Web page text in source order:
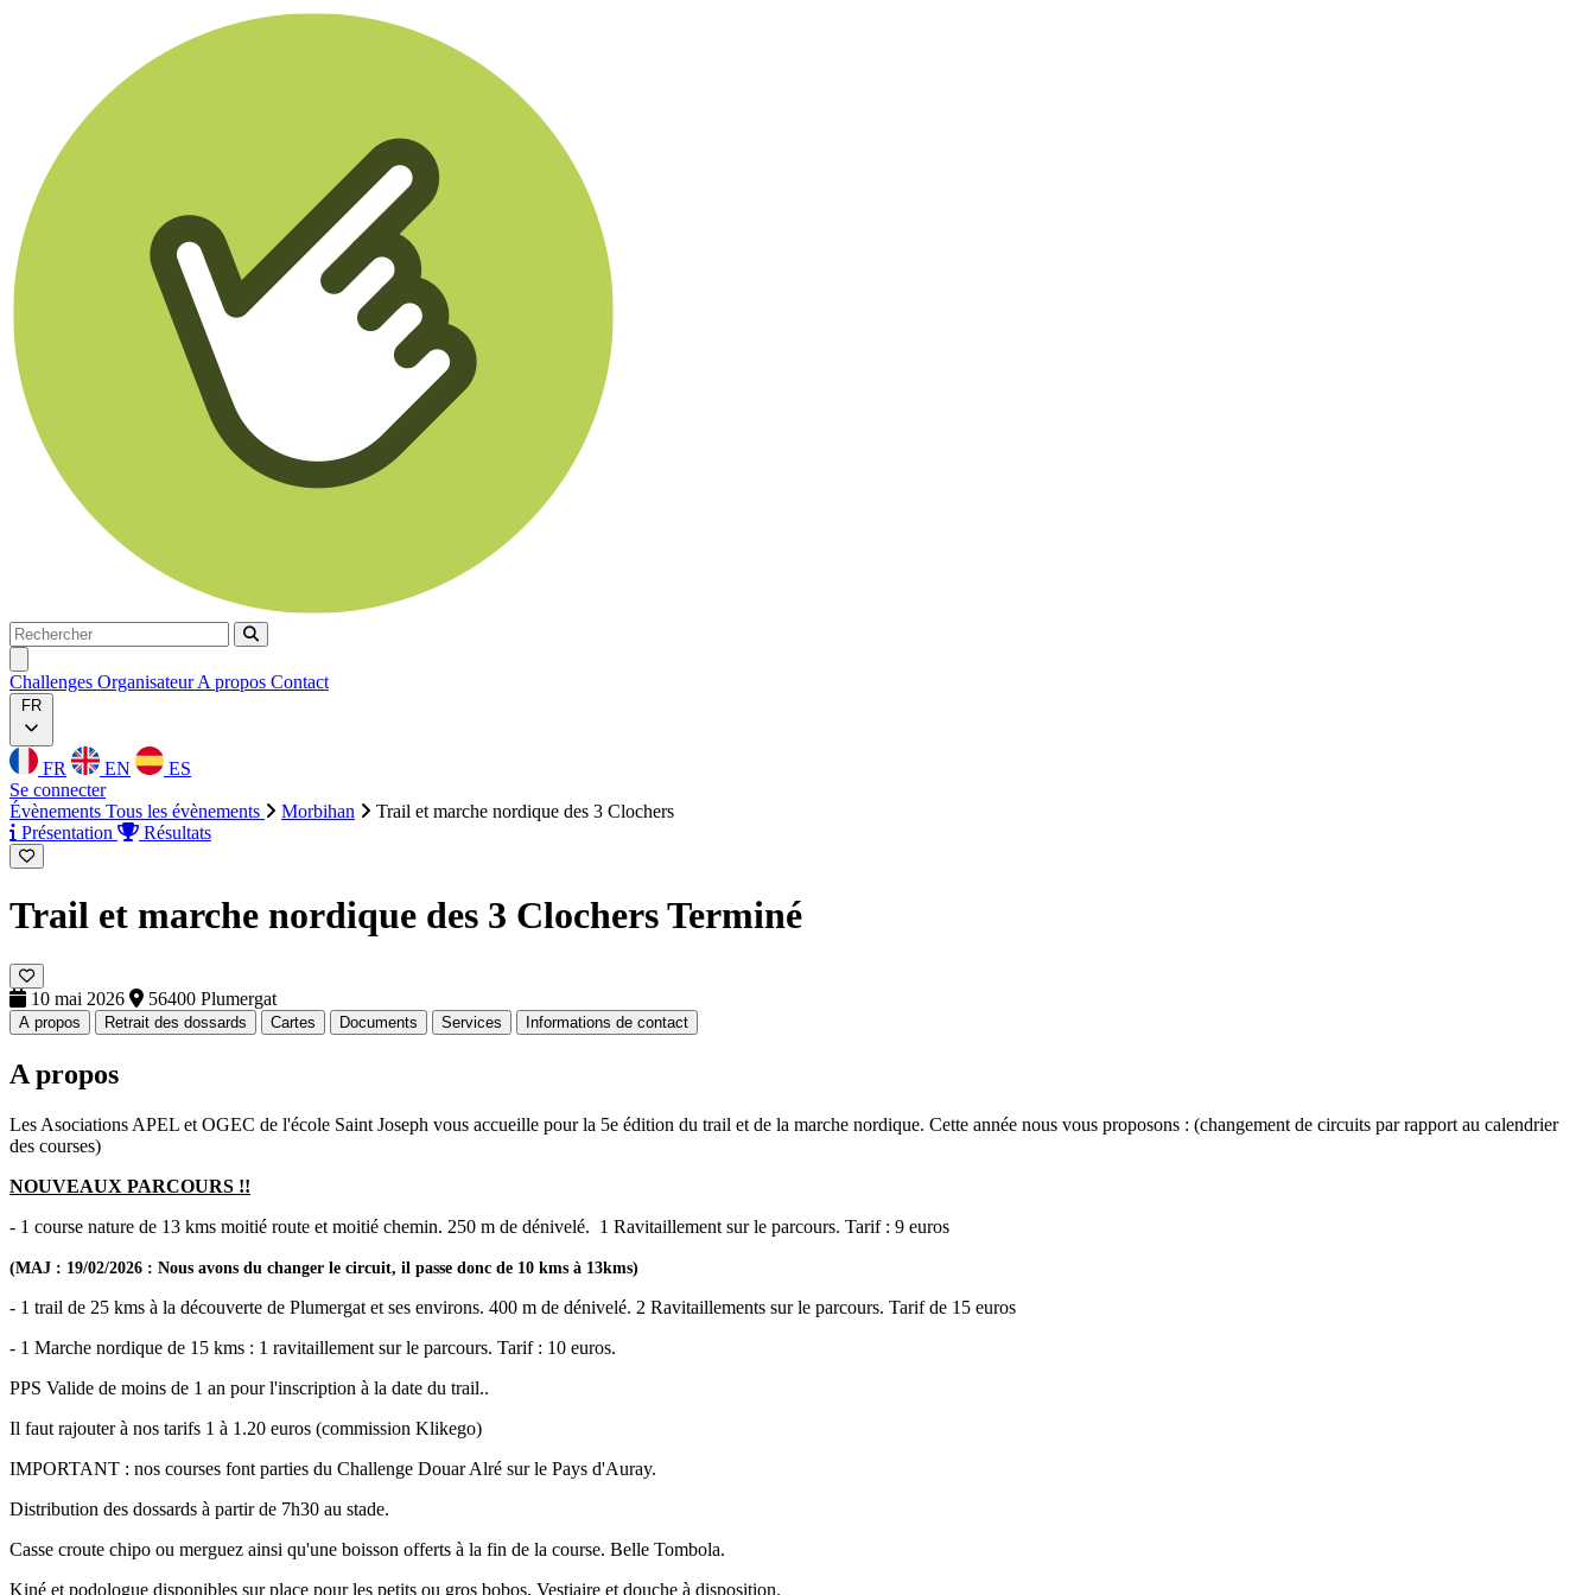
Rechercher
Rechercher
Challenges OrganisateurA propos Contact
FR
FR EN
ES
Se connecter
Évènements Tous les évènements Morbihan
Trail et marche nordique des 3 Clochers
Présentation
Résultats
Trail et marche nordique des 3 ClochersTerminé
10 mai 2026 56400 Plumergat
A propos Retrait des dossards Cartes Documents Services Informations de contact
A propos
Les Asociations APEL et OGEC de l'école Saint Joseph vous accueille pour la 5e édition du trail et de la marche nordique. Cette année nous vous proposons : (changement de circuits par rapport au calendrier
des courses)
NOUVEAUX PARCOURS !!
- 1 course nature de 13 kms moitié route et moitié chemin. 250 m de dénivelé. 1 Ravitaillement sur le parcours. Tarif : 9 euros
(MAJ : 19/02/2026 : Nous avons du changer le circuit, il passe donc de 10 kms à 13kms)
- 1 trail de 25 kms à la découverte de Plumergat et ses environs. 400 m de dénivelé. 2 Ravitaillements sur le parcours. Tarif de 15 euros
- 1 Marche nordique de 15 kms : 1 ravitaillement sur le parcours. Tarif : 10 euros.
PPS Valide de moins de 1 an pour l'inscription à la date du trail..
Il faut rajouter à nos tarifs 1 à 1.20 euros (commission Klikego)
IMPORTANT : nos courses font parties du Challenge Douar Alré sur le Pays d'Auray.
Distribution des dossards à partir de 7h30 au stade.
Casse croute chipo ou merguez ainsi qu'une boisson offerts à la fin de la course. Belle Tombola.
Kiné et podologue disponibles sur place pour les petits ou gros bobos. Vestiaire et douche à disposition.